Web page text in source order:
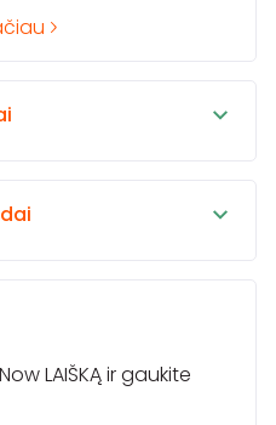
LAIŠKĄ ir gaukite